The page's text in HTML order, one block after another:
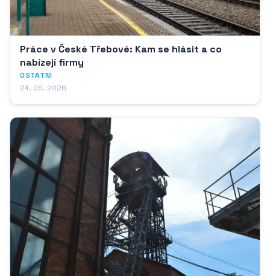
Práce v České Třebové: Kam se hlásit a co
nabízejí firmy
OSTATNÍ
24. 05. 2026